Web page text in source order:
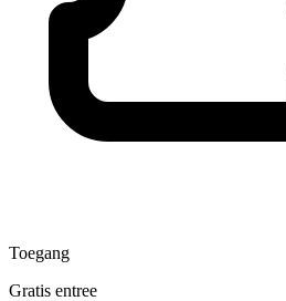
Toegang
Gratis entree